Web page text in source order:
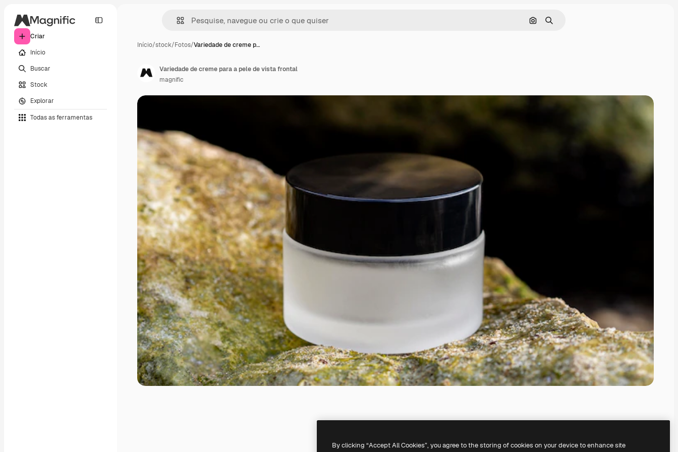
Criar
Início
Buscar
Stock
Explorar
Todas as ferramentas
Pesquisar por imagem
Buscar
Início/stock/Fotos/Variedade de creme p…
Variedade de creme para a pele de vista frontal
magnific
By clicking “Accept All Cookies”, you agree to the storing of cookies on your device to enhance site